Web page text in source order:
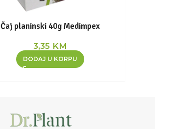
Čaj planinski 40g Medimpex
3,35 KM
DODAJ U KORPU